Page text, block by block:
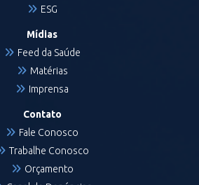
ESG
Mídias
Feed da Saúde
Matérias
Imprensa
Contato
Fale Conosco
Trabalhe Conosco
Orçamento